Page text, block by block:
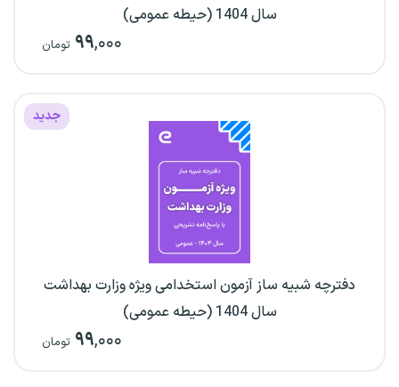
سال 1404 (حیطه عمومی)
۹۹,۰۰۰ تومان
جدید
دفترچه شبیه ساز آزمون استخدامی ویژه وزارت بهداشت
سال 1404 (حیطه عمومی)
۹۹,۰۰۰ تومان